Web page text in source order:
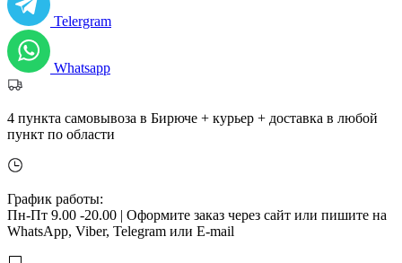
Telergram
Whatsapp
4 пункта самовывоза в Бирюче + курьер + доставка в любой
пункт по области
График работы:
Пн-Пт 9.00 -20.00 | Оформите заказ через сайт или пишите на
WhatsApp, Viber, Telegram или E-mail